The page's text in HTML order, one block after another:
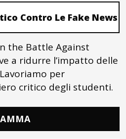
Contro Le Fake News
the Battle Against
a ridurre l’impatto delle
per
critico degli studenti.